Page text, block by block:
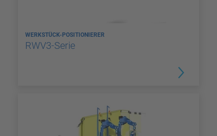
WERKSTÜCK-POSITIONIERER
RWV3-Serie